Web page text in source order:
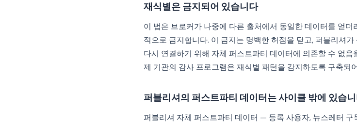
재식별은 금지되어 있습니다
이 법은 브로커가 나중에 다른 출처에서 동일한 데이터를 얻
적으로 금지합니다. 이 금지는 명백한 허점을 닫고, 퍼블리셔
다시 연결하기 위해 자체 퍼스트파티 데이터에 의존할 수 없
제 기관의 감사 프로그램은 재식별 패턴을 감지하도록 구축되
퍼블리셔의 퍼스트파티 데이터는 사이클 밖에 있습
퍼블리셔 자체 퍼스트파티 데이터 — 등록 사용자, 뉴스레터